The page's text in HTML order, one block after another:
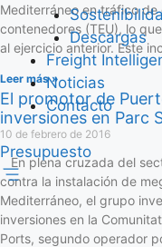
Descargas
Freight
Noticias
Contacto
Presupuesto
Mediterráneo en tráfico
contenedores (TEU), lo
al ejercicio anterior. Este
Leer más »
El promotor de
inversiones en Parc
10 de febrero de 2016
En plena cruzada del
contra la instalación de
Mediterráneo, el grupo
inversiones en la
Ports, segundo operador